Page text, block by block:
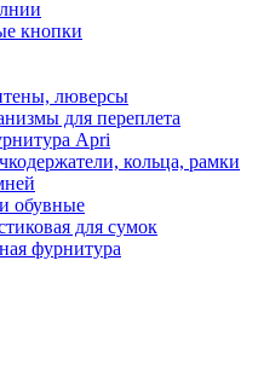
кнопки
люверсы
для переплета
Apri
кольца, рамки
обувные
для сумок
фурнитура